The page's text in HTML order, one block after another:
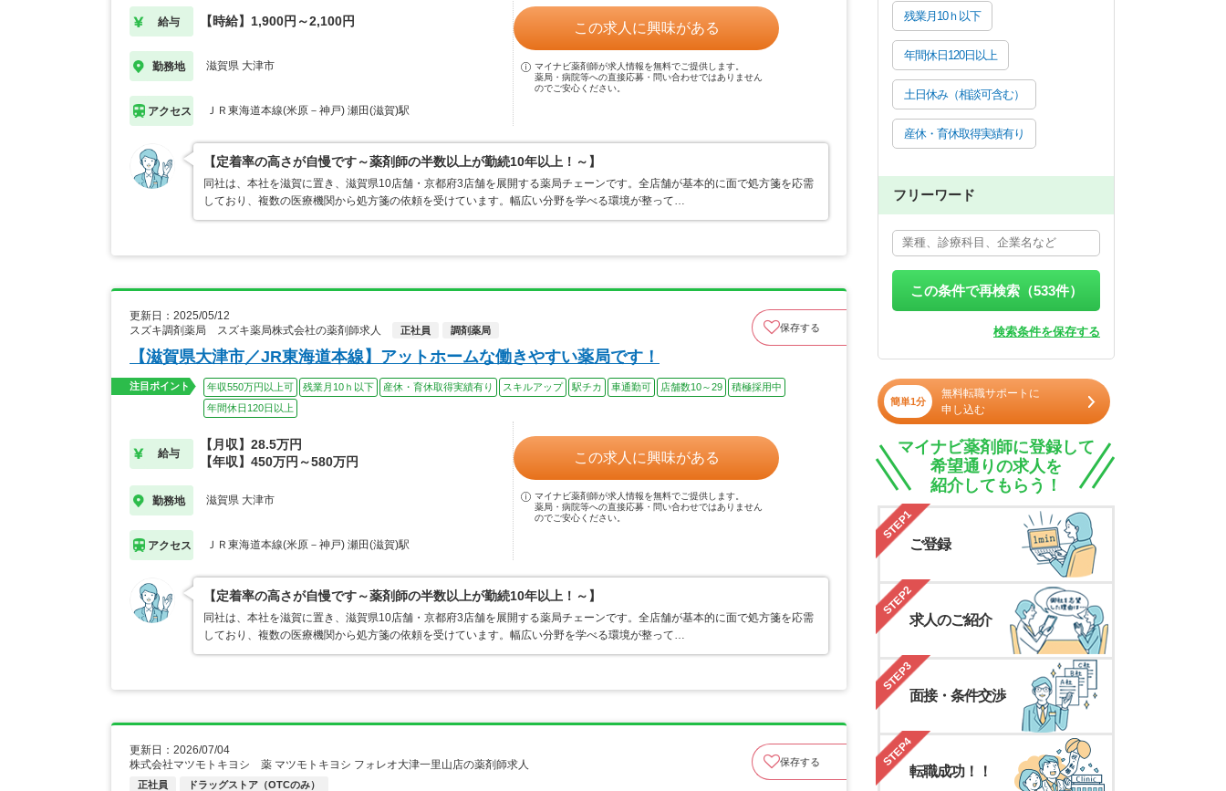
給与 【時給】1,900円～2,100円
勤務地 滋賀県 大津市
アクセス ＪＲ東海道本線(米原－神戸) 瀬田(滋賀)駅
この求人に興味がある
マイナビ薬剤師が求人情報を無料でご提供します。
薬局・病院等への直接応募・問い合わせではありません
のでご安心ください。
【定着率の高さが自慢です～薬剤師の半数以上が勤続10年以上！～】
同社は、本社を滋賀に置き、滋賀県10店舗・京都府3店舗を展開する薬局チェーンです。全店舗が基本的に面で処方箋を応需
しており、複数の医療機関から処方箋の依頼を受けています。幅広い分野を学べる環境が整って…
更新日：2025/05/12
スズキ調剤薬局 スズキ薬局株式会社の薬剤師求人
正社員 調剤薬局 保存する
【滋賀県大津市／JR東海道本線】アットホームな働きやすい薬局です！
注目ポイント 年収550万円以上可 残業月10ｈ以下 産休・育休取得実績有り スキルアップ 駅チカ 車通勤可 店舗数10～29
積極採用中
年間休日120日以上
給与
【月収】28.5万円
【年収】450万円～580万円
勤務地 滋賀県 大津市
アクセス ＪＲ東海道本線(米原－神戸) 瀬田(滋賀)駅
この求人に興味がある
マイナビ薬剤師が求人情報を無料でご提供します。
薬局・病院等への直接応募・問い合わせではありません
のでご安心ください。
【定着率の高さが自慢です～薬剤師の半数以上が勤続10年以上！～】
同社は、本社を滋賀に置き、滋賀県10店舗・京都府3店舗を展開する薬局チェーンです。全店舗が基本的に面で処方箋を応需
しており、複数の医療機関から処方箋の依頼を受けています。幅広い分野を学べる環境が整って…
更新日：2026/07/04
株式会社マツモトキヨシ 薬 マツモトキヨシ フォレオ大津一里山店の薬剤師求人
正社員 ドラッグストア（OTCのみ）
保存する
残業月10ｈ以下
年間休日120日以上
土日休み（相談可含む）
産休・育休取得実績有り
フリーワード
この条件で再検索（533件）
検索条件を保存する
簡単1分
無料転職サポートに
申し込む
マイナビ薬剤師に登録して
希望通りの求人を
紹介してもらう！
STEP1
ご登録
STEP2
求人のご紹介
STEP3
面接・条件交渉
STEP4
転職成功！！